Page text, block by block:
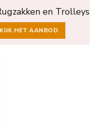
en Trolleys
HET AANBOD